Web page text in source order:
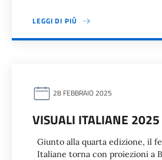
LEGGI DI PIÙ
28 FEBBRAIO 2025
VISUALI ITALIANE 2025
Giunto alla quarta edizione, il
Italiane torna con proiezioni a